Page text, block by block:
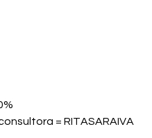
= RITASARAIVA